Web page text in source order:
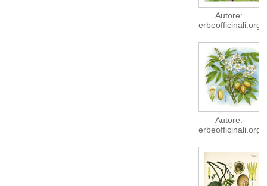
Autore:
erbeofficinali.org
Autore:
erbeofficinali.org